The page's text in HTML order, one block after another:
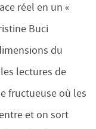
réel en un «
Buci
du
lectures de
fructueuse où les
et on sort